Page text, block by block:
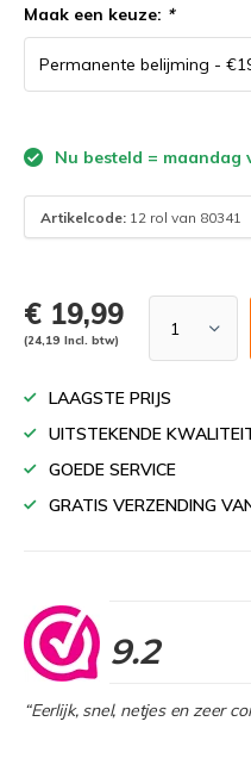
Maak een keuze: *
Nu besteld = maandag
Artikelcode: 12 rol van 80341
€ 19,99
(24,19 Incl. btw)
LAAGSTE PRIJS
UITSTEKENDE
GOEDE SERVICE
GRATIS VERZENDING
9.2
“Eerlijk, snel, netjes en zeer